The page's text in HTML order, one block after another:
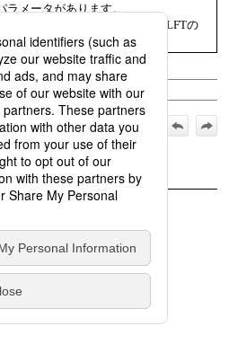
ラメータがあります。
の「HULFTの
参照してください。
Systems Co., Ltd. 1992
ュアル_2019年3月1日_
動 >
3.3.3 要求受付ジョ